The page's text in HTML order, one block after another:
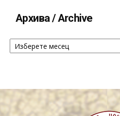
Архива / Archive
Архива